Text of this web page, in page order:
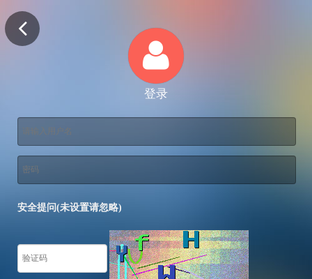
登录
安全提问(未设置请忽略)